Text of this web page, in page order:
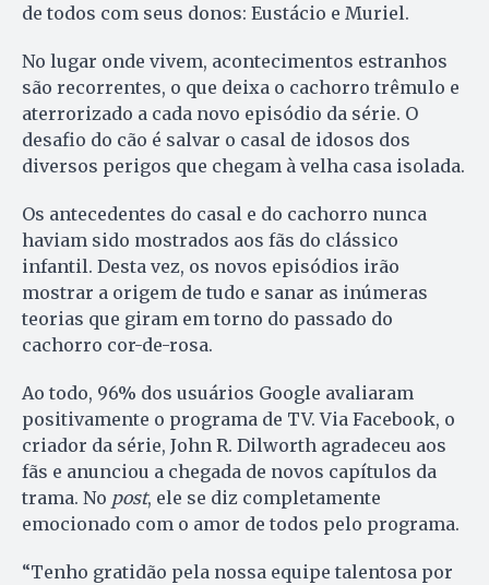
de todos com seus donos: Eustácio e Muriel.
No lugar onde vivem, acontecimentos estranhos
são recorrentes, o que deixa o cachorro trêmulo e
aterrorizado a cada novo episódio da série. O
desafio do cão é salvar o casal de idosos dos
diversos perigos que chegam à velha casa isolada.
Os antecedentes do casal e do cachorro nunca
haviam sido mostrados aos fãs do clássico
infantil. Desta vez, os novos episódios irão
mostrar a origem de tudo e sanar as inúmeras
teorias que giram em torno do passado do
cachorro cor-de-rosa.
Ao todo, 96% dos usuários Google avaliaram
positivamente o programa de TV. Via Facebook, o
criador da série, John R. Dilworth agradeceu aos
fãs e anunciou a chegada de novos capítulos da
trama. No post, ele se diz completamente
emocionado com o amor de todos pelo programa.
“Tenho gratidão pela nossa equipe talentosa por